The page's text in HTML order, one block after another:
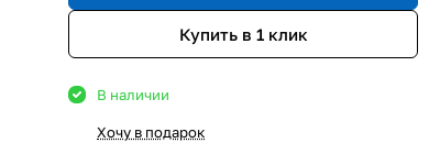
Купить в 1 клик
В наличии
Хочу в подарок